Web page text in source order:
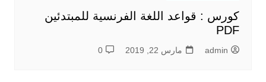
كورس : قواعد اللغة الفرنسية للمبتدئين
PDF
admin مارس 22, 2019 0